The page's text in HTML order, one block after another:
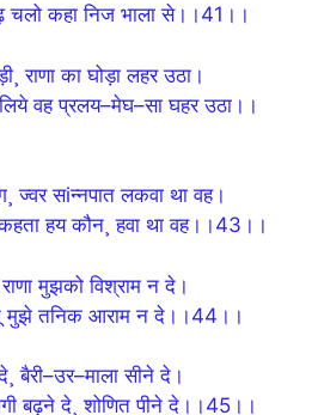
चलो कहा निज भाला से।।41।।
राणा का घोड़ा लहर उठा।
वह प्रलय–मेघ–सा घहर उठा।।
ज्वर सiन्नपात लकवा था वह।
हय कौन¸ हवा था वह।।43।।
मुझको विश्राम न दे।
मुझे तनिक आराम न दे।।44।।
बैरी–उर–माला सीने दे।
बढ़ने दे¸ शोणित पीने दे।।45।।